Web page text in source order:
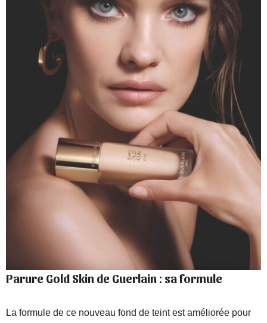
Parure Gold Skin de Guerlain : sa formule
La formule de ce nouveau fond de teint est améliorée pour